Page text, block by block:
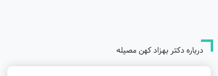
درباره دکتر بهزاد کهن مصیله